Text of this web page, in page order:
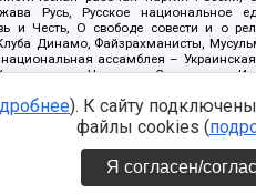
Русь, Русское национальное
Честь, О свободе совести и о
Динамо, Файзрахманисты,
ассамблея –
Народная Социальная
Фирма, Молодежная
Русская республика Русь,
с коррупцией, Фонд защиты прав
). К сайту
файлы cookies (
Я согласен/